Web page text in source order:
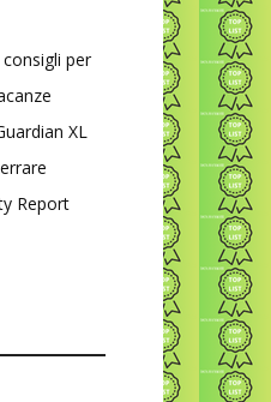
per
XL
Report